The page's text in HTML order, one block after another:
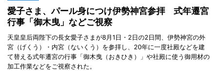
愛子さま、パール身につけ伊勢神宮参拝 式年遷宮
行事「御木曳」などご視察
天皇皇后両陛下の長女愛子さまが8月1日・2日の2日間、伊勢神宮の外
宮（げくう）・内宮（ないくう）を参拝し、20年に一度社殿などを建
て替える式年遷宮の行事「御木曳（おきひき）」や社殿に使う御用材の
加工作業などをご視察された。